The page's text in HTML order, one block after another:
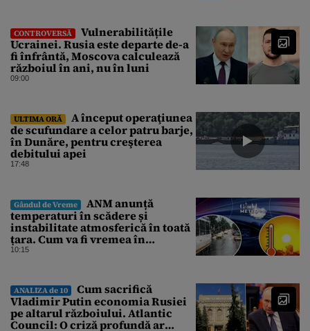
CONTROVERSĂ
Vulnerabilitățile
Ucrainei. Rusia este departe de-a
fi înfrântă, Moscova calculează
războiul în ani, nu în luni
09:00
ULTIMA ORĂ
A început operaţiunea
de scufundare a celor patru barje,
în Dunăre, pentru creşterea
debitului apei
17:48
Gândul de Vreme
ANM anunță
temperaturi în scădere și
instabilitate atmosferică în toată
țara. Cum va fi vremea în
București și când vin vijeliile
10:15
ANALIZA de 10
Cum sacrifică
Vladimir Putin economia Rusiei
pe altarul războiului. Atlantic
Council: O criză profundă ar